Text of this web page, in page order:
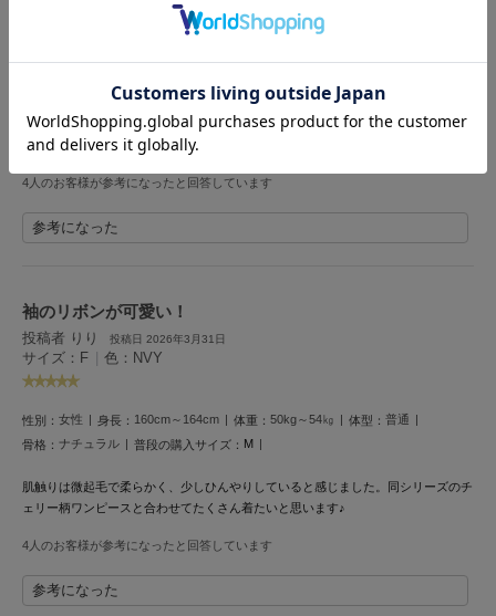
MUCHA
ミュシャ
NEW Balance
nezu
ネズ
NIKE
ナイキ
NOWNS
ナウンス
null.
ヌル
On
オン
ワンピタイプはあまり持ってなかったけど結構エアコンつけててもあったかいから
いいよ
4人のお客様が参考になったと回答しています
参考になった
袖のリボンが可愛い！
投稿者 りり 投稿日 2026年3月31日
サイズ：F 色：NVY
性別： 女性 身長： 160cm～164cm 体重： 50kg～54㎏ 体型： 普通
骨格： ナチュラル 普段の購入サイズ： M
肌触りは微起毛で柔らかく、少しひんやりしていると感じました。同シリーズのチ
ェリー柄ワンピースと合わせてたくさん着たいと思います♪
4人のお客様が参考になったと回答しています
参考になった